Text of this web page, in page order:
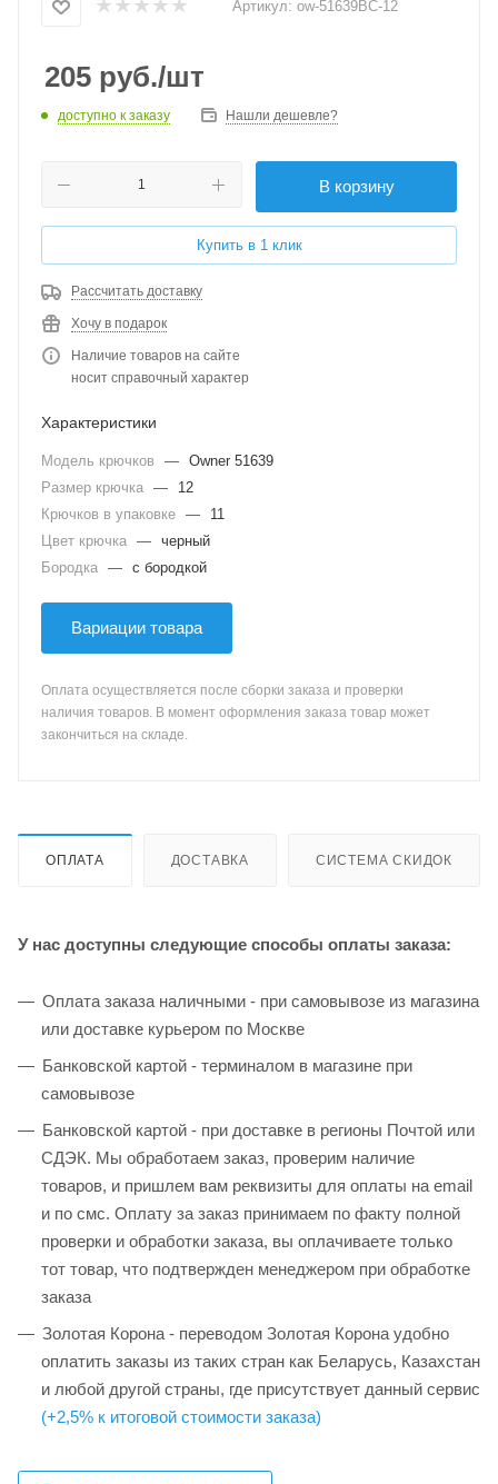
Артикул: ow-51639BC-12
205 руб./шт
доступно к заказу Нашли дешевле?
В корзину
Купить в 1 клик
Рассчитать доставку
Хочу в подарок
Наличие товаров на сайте
носит справочный характер
Характеристики
Модель крючков — Owner 51639
Размер крючка —
12
Крючков в упаковке —
11
Цвет крючка — черный
Бородка — с бородкой
Вариации товара
Оплата осуществляется после сборки заказа и проверки
наличия товаров. В момент оформления заказа товар может
закончиться на складе.
ОПЛАТА ДОСТАВКА СИСТЕМА СКИДОК
У нас доступны следующие способы оплаты заказа:
Оплата заказа наличными - при самовывозе из магазина
или доставке курьером по Москве
Банковской картой - терминалом в магазине при
самовывозе
Банковской картой - при доставке в регионы Почтой или
СДЭК. Мы обработаем заказ, проверим наличие
товаров, и пришлем вам реквизиты для оплаты на email
и по смс. Оплату за заказ принимаем по факту полной
проверки и обработки заказа, вы оплачиваете только
тот товар, что подтвержден менеджером при обработке
заказа
Золотая Корона - переводом Золотая Корона удобно
оплатить заказы из таких стран как Беларусь, Казахстан
и любой другой страны, где присутствует данный сервис
(+2,5% к итоговой стоимости заказа)